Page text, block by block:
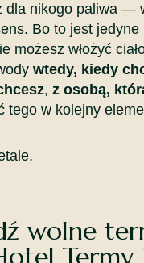
dla nikogo paliwa —
Bo to jest jedyne
możesz włożyć
wtedy, kiedy
, z osobą,
tego w kolejny
wolne
Termy